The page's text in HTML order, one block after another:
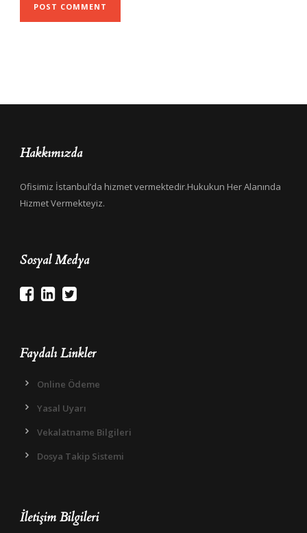
Hakkımızda
Ofisimiz İstanbul’da hizmet vermektedir.Hukukun Her Alanında
Hizmet Vermekteyiz.
Sosyal Medya
Faydalı Linkler
Online Ödeme
Yasal Uyarı
Vekalatname Bilgileri
Dosya Takip Sistemi
İletişim Bilgileri